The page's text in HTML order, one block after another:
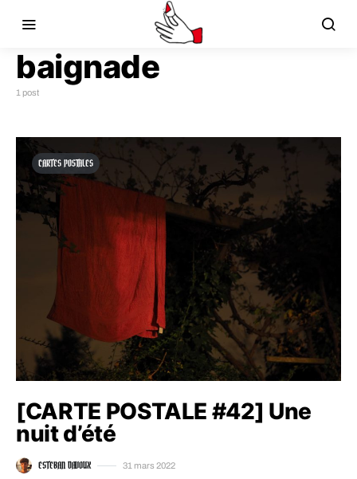
baignade
1 post
CARTES POSTALES
[CARTE POSTALE #42] Une
nuit d’été
ESTEBAN DAVOUX 31 mars 2022